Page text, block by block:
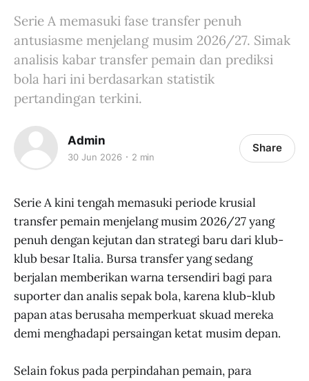
Serie A memasuki fase transfer penuh
antusiasme menjelang musim 2026/27. Simak
analisis kabar transfer pemain dan prediksi
bola hari ini berdasarkan statistik
pertandingan terkini.
Admin
30 Jun 2026 2 min
Share
Serie A kini tengah memasuki periode krusial
transfer pemain menjelang musim 2026/27 yang
penuh dengan kejutan dan strategi baru dari klub-
klub besar Italia. Bursa transfer yang sedang
berjalan memberikan warna tersendiri bagi para
suporter dan analis sepak bola, karena klub-klub
papan atas berusaha memperkuat skuad mereka
demi menghadapi persaingan ketat musim depan.
Selain fokus pada perpindahan pemain, para